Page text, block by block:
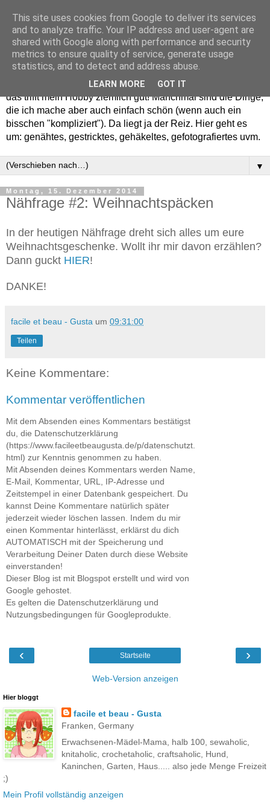
Willkommen in meinem "Wohnzimmer". Einfach und schön -
das trifft mein Hobby ziemlich gut! Manchmal sind die Dinge,
die ich mache aber auch einfach schön (wenn auch ein
bisschen "kompliziert"). Da liegt ja der Reiz. Hier geht es
um: genähtes, gestricktes, gehäkeltes, gefotografiertes uvm.
▼
Montag, 15. Dezember 2014
Nähfrage #2: Weihnachtspäcken
In der heutigen Nähfrage dreht sich alles um eure
Weihnachtsgeschenke. Wollt ihr mir davon erzählen?
Dann guckt HIER!
DANKE!
facile et beau - Gusta um 09:31:00
Teilen
Keine Kommentare:
Kommentar veröffentlichen
Mit dem Absenden eines Kommentars bestätigst
du, die Datenschutzerklärung
(https://www.facileetbeaugusta.de/p/datenschutzt.
html) zur Kenntnis genommen zu haben.
Mit Absenden deines Kommentars werden Name,
E-Mail, Kommentar, URL, IP-Adresse und
Zeitstempel in einer Datenbank gespeichert. Du
kannst Deine Kommentare natürlich später
jederzeit wieder löschen lassen. Indem du mir
einen Kommentar hinterlässt, erklärst du dich
AUTOMATISCH mit der Speicherung und
Verarbeitung Deiner Daten durch diese Website
einverstanden!
Dieser Blog ist mit Blogspot erstellt und wird von
Google gehostet.
Es gelten die Datenschutzerklärung und
Nutzungsbedingungen für Googleprodukte.
‹ ›
Startseite
Web-Version anzeigen
Hier bloggt
facile et beau - Gusta
Franken, Germany
Erwachsenen-Mädel-Mama, halb 100, sewaholic,
knitaholic, crochetaholic, craftsaholic, Hund,
Kaninchen, Garten, Haus..... also jede Menge Freizeit
;)
Mein Profil vollständig anzeigen
This site uses cookies from Google to deliver its services
and to analyze traffic. Your IP address and user-agent are
shared with Google along with performance and security
metrics to ensure quality of service, generate usage
statistics, and to detect and address abuse.
LEARN MORE GOT IT